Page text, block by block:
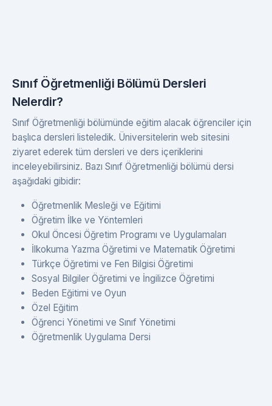
Sınıf Öğretmenliği Bölümü Dersleri
Nelerdir?
Sınıf Öğretmenliği bölümünde eğitim alacak öğrenciler için
başlıca dersleri listeledik. Üniversitelerin web sitesini
ziyaret ederek tüm dersleri ve ders içeriklerini
inceleyebilirsiniz. Bazı Sınıf Öğretmenliği bölümü dersi
aşağıdaki gibidir:
Öğretmenlik Mesleği ve Eğitimi
Öğretim İlke ve Yöntemleri
Okul Öncesi Öğretim Programı ve Uygulamaları
İlkokuma Yazma Öğretimi ve Matematik Öğretimi
Türkçe Öğretimi ve Fen Bilgisi Öğretimi
Sosyal Bilgiler Öğretimi ve İngilizce Öğretimi
Beden Eğitimi ve Oyun
Özel Eğitim
Öğrenci Yönetimi ve Sınıf Yönetimi
Öğretmenlik Uygulama Dersi